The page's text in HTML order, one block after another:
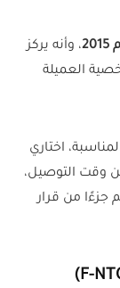
، وأنه يركز
العميلة
اختاري
وقت التوصيل،
جزءًا من قرار